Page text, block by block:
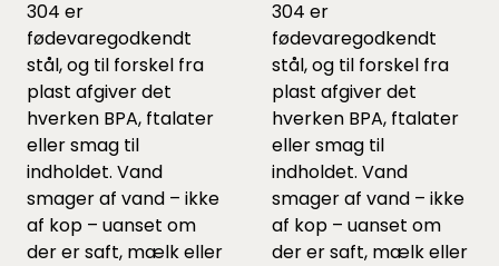
304 er
fødevaregodkendt
stål, og til forskel fra
plast afgiver det
hverken BPA, ftalater
eller smag til
indholdet. Vand
smager af vand – ikke
af kop – uanset om
der er saft, mælk eller
304 er
fødevaregodkendt
stål, og til forskel fra
plast afgiver det
hverken BPA, ftalater
eller smag til
indholdet. Vand
smager af vand – ikke
af kop – uanset om
der er saft, mælk eller